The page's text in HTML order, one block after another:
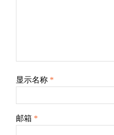
显示名称 *
邮箱 *